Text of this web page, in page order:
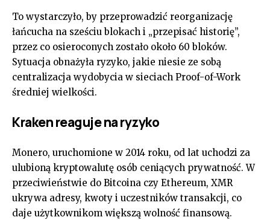
To wystarczyło, by przeprowadzić reorganizację
łańcucha na sześciu blokach i „przepisać historię”,
przez co osieroconych zostało około 60 bloków.
Sytuacja obnażyła ryzyko, jakie niesie ze sobą
centralizacja wydobycia w sieciach Proof-of-Work
średniej wielkości.
Kraken reaguje na ryzyko
Monero, uruchomione w 2014 roku, od lat uchodzi za
ulubioną kryptowalutę osób ceniących prywatność. W
przeciwieństwie do Bitcoina czy Ethereum, XMR
ukrywa adresy, kwoty i uczestników transakcji, co
daje użytkownikom większą wolność finansową.